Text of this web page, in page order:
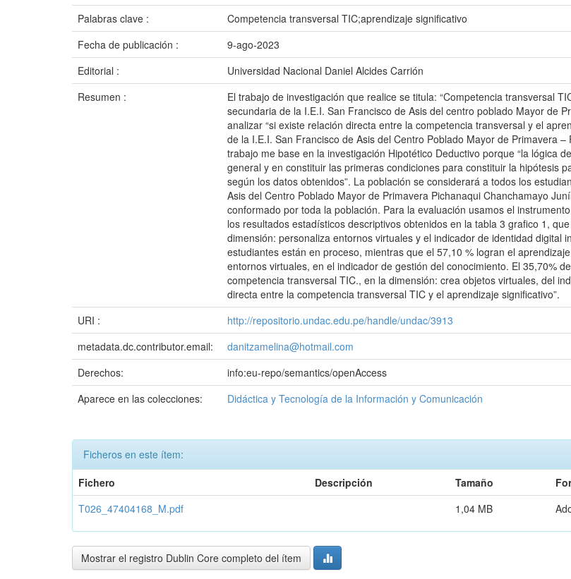
Palabras clave :
Competencia transversal TIC;aprendizaje significativo
Fecha de publicación :
9-ago-2023
Editorial :
Universidad Nacional Daniel Alcides Carrión
Resumen :
El trabajo de investigación que realice se titula: “Competencia transversal
secundaria de la I.E.I. San Francisco de Asis del centro poblado Mayor de
analizar “si existe relación directa entre la competencia transversal y el
de la I.E.I. San Francisco de Asis del Centro Poblado Mayor de Primavera
trabajo me base en la investigación Hipotético Deductivo porque “la lógica
general y en constituir las primeras condiciones para constituir la hipótesis
según los datos obtenidos”. La población se considerará a todos los
Asis del Centro Poblado Mayor de Primavera Pichanaqui Chanchamayo
conformado por toda la población. Para la evaluación usamos el
los resultados estadísticos descriptivos obtenidos en la tabla 3 grafico 1,
dimensión: personaliza entornos virtuales y el indicador de identidad digital
estudiantes están en proceso, mientras que el 57,10 % logran el
entornos virtuales, en el indicador de gestión del conocimiento. El 35,70%
competencia transversal TIC., en la dimensión: crea objetos virtuales, del
directa entre la competencia transversal TIC y el aprendizaje significativo”.
URI :
http://repositorio.undac.edu.pe/handle/undac/3913
metadata.dc.contributor.email:
danitzamelina@hotmail.com
Derechos:
info:eu-repo/semantics/openAccess
Aparece en las colecciones:
Didáctica y Tecnología de la Información y Comunicación
Ficheros en este ítem:
Fichero
Descripción Tamaño
T026_47404168_M.pdf
1,04 MB
Mostrar el registro Dublin Core completo del ítem